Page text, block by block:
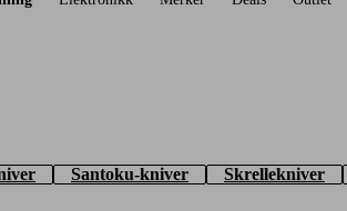
Santoku-kniver Skrellekniver